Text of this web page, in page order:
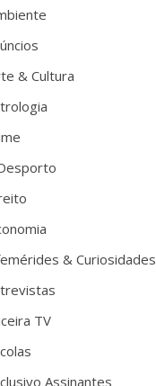
& Cultura
& Curiosidades
TV
Assinantes